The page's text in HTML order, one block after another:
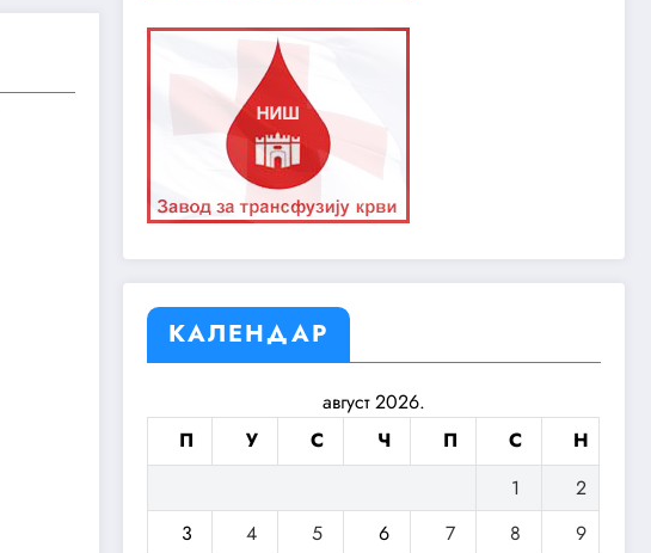
КАЛЕНДАР
август 2026.
П
У С Ч П С
Н
1
2
3
4 5 6 7 8
9